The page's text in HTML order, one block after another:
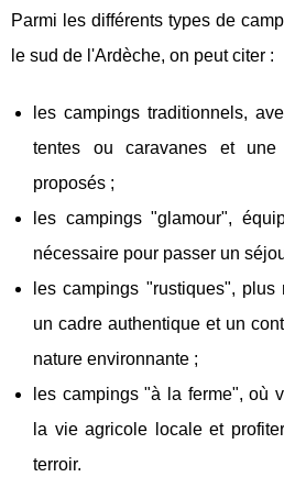
Parmi les différents types de
le sud de l'Ardèche, on peut citer :
les campings traditionnels,
tentes ou caravanes et une
proposés ;
les campings "glamour",
nécessaire pour passer un
les campings "rustiques", plus
un cadre authentique et un
nature environnante ;
les campings "à la ferme", où
la vie agricole locale et
terroir.